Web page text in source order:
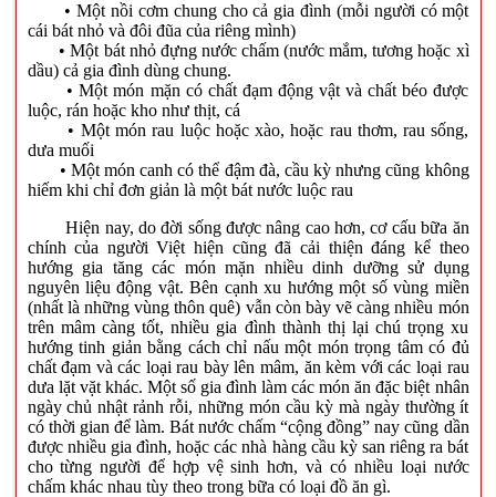
• Một nồi cơm chung cho cả gia đình (mỗi người có một
cái bát nhỏ và đôi đũa của riêng mình)
• Một bát nhỏ đựng nước chấm (nước mắm, tương hoặc xì
dầu) cả gia đình dùng chung.
• Một món mặn có chất đạm động vật và chất béo được
luộc, rán hoặc kho như thịt, cá
• Một món rau luộc hoặc xào, hoặc rau thơm, rau sống,
dưa muối
• Một món canh có thể đậm đà, cầu kỳ nhưng cũng không
hiếm khi chỉ đơn giản là một bát nước luộc rau
Hiện nay, do đời sống được nâng cao hơn, cơ cấu bữa ăn
chính của người Việt hiện cũng đã cải thiện đáng kể theo
hướng gia tăng các món mặn nhiều dinh dưỡng sử dụng
nguyên liệu động vật. Bên cạnh xu hướng một số vùng miền
(nhất là những vùng thôn quê) vẫn còn bày vẽ càng nhiều món
trên mâm càng tốt, nhiều gia đình thành thị lại chú trọng xu
hướng tinh giản bằng cách chỉ nấu một món trọng tâm có đủ
chất đạm và các loại rau bày lên mâm, ăn kèm với các loại rau
dưa lặt vặt khác. Một số gia đình làm các món ăn đặc biệt nhân
ngày chủ nhật rảnh rỗi, những món cầu kỳ mà ngày thường ít
có thời gian để làm. Bát nước chấm “cộng đồng” nay cũng dần
được nhiều gia đình, hoặc các nhà hàng cầu kỳ san riêng ra bát
cho từng người để hợp vệ sinh hơn, và có nhiều loại nước
chấm khác nhau tùy theo trong bữa có loại đồ ăn gì.